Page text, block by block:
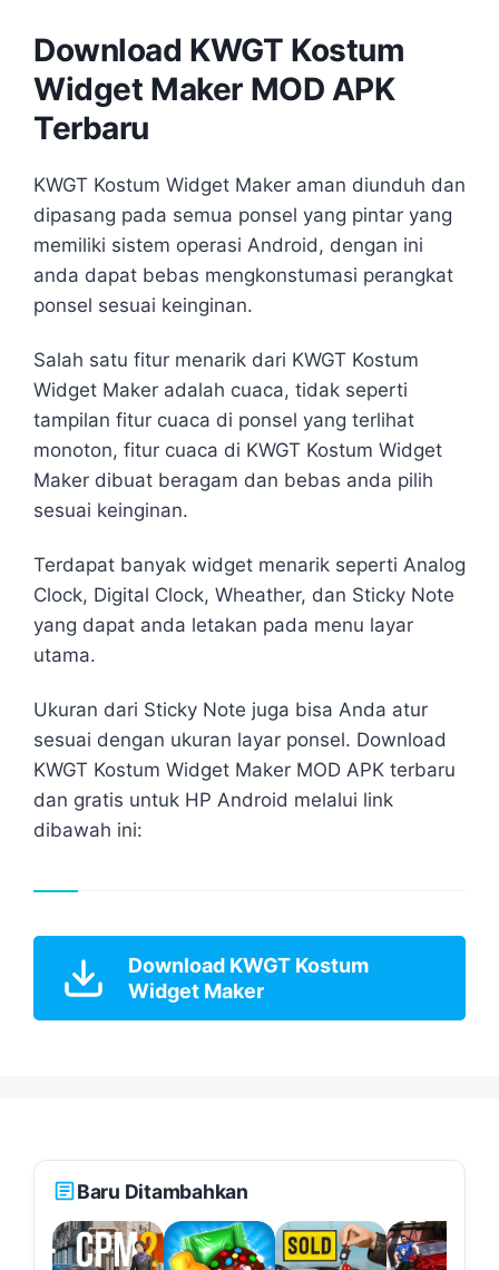
Download KWGT Kostum
Widget Maker MOD APK
Terbaru
KWGT Kostum Widget Maker aman diunduh dan
dipasang pada semua ponsel yang pintar yang
memiliki sistem operasi Android, dengan ini
anda dapat bebas mengkonstumasi perangkat
ponsel sesuai keinginan.
Salah satu fitur menarik dari KWGT Kostum
Widget Maker adalah cuaca, tidak seperti
tampilan fitur cuaca di ponsel yang terlihat
monoton, fitur cuaca di KWGT Kostum Widget
Maker dibuat beragam dan bebas anda pilih
sesuai keinginan.
Terdapat banyak widget menarik seperti Analog
Clock, Digital Clock, Wheather, dan Sticky Note
yang dapat anda letakan pada menu layar
utama.
Ukuran dari Sticky Note juga bisa Anda atur
sesuai dengan ukuran layar ponsel. Download
KWGT Kostum Widget Maker MOD APK terbaru
dan gratis untuk HP Android melalui link
dibawah ini:
Download KWGT Kostum
Widget Maker
Baru Ditambahkan